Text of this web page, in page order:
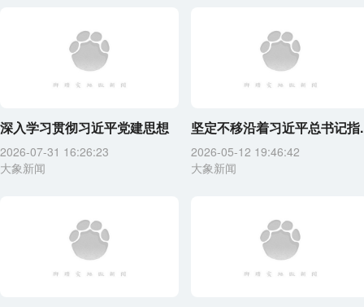
深入学习贯彻习近平党建思想
2026-07-31 16:26:23
大象新闻
坚定不移沿着习近平总书记指
2026-05-12 19:46:42
大象新闻